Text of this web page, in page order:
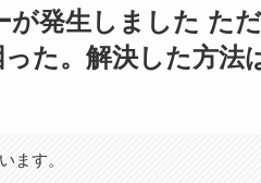
が発生しました た
た。解決した方法
ます。